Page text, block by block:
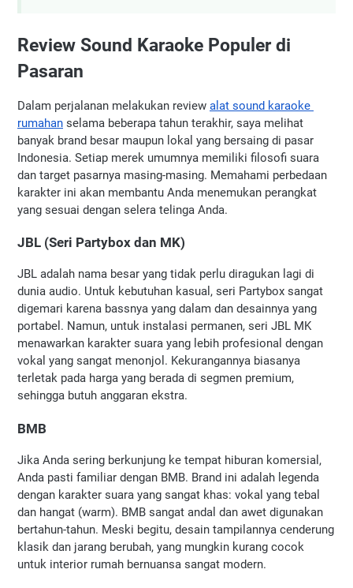
Review Sound Karaoke Populer di
Pasaran
Dalam perjalanan melakukan review alat sound karaoke
rumahan selama beberapa tahun terakhir, saya melihat
banyak brand besar maupun lokal yang bersaing di pasar
Indonesia. Setiap merek umumnya memiliki filosofi suara
dan target pasarnya masing-masing. Memahami perbedaan
karakter ini akan membantu Anda menemukan perangkat
yang sesuai dengan selera telinga Anda.
JBL (Seri Partybox dan MK)
JBL adalah nama besar yang tidak perlu diragukan lagi di
dunia audio. Untuk kebutuhan kasual, seri Partybox sangat
digemari karena bassnya yang dalam dan desainnya yang
portabel. Namun, untuk instalasi permanen, seri JBL MK
menawarkan karakter suara yang lebih profesional dengan
vokal yang sangat menonjol. Kekurangannya biasanya
terletak pada harga yang berada di segmen premium,
sehingga butuh anggaran ekstra.
BMB
Jika Anda sering berkunjung ke tempat hiburan komersial,
Anda pasti familiar dengan BMB. Brand ini adalah legenda
dengan karakter suara yang sangat khas: vokal yang tebal
dan hangat (warm). BMB sangat andal dan awet digunakan
bertahun-tahun. Meski begitu, desain tampilannya cenderung
klasik dan jarang berubah, yang mungkin kurang cocok
untuk interior rumah bernuansa sangat modern.